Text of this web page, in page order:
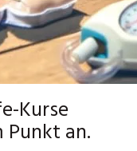
Kurse
Punkt an.